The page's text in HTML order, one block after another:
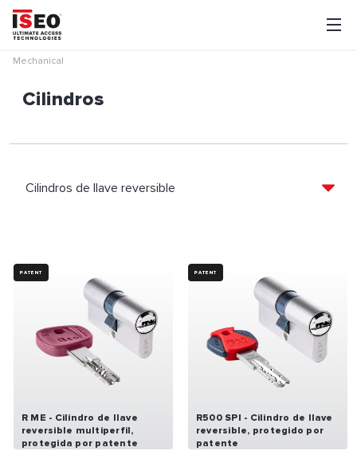
Mechanical
Cilindros
R ME - Cilindro de llave
reversible multiperfil,
protegida por patente
PATENT
R500 SPI - Cilindro de llave
reversible, protegido por
patente
PATENT